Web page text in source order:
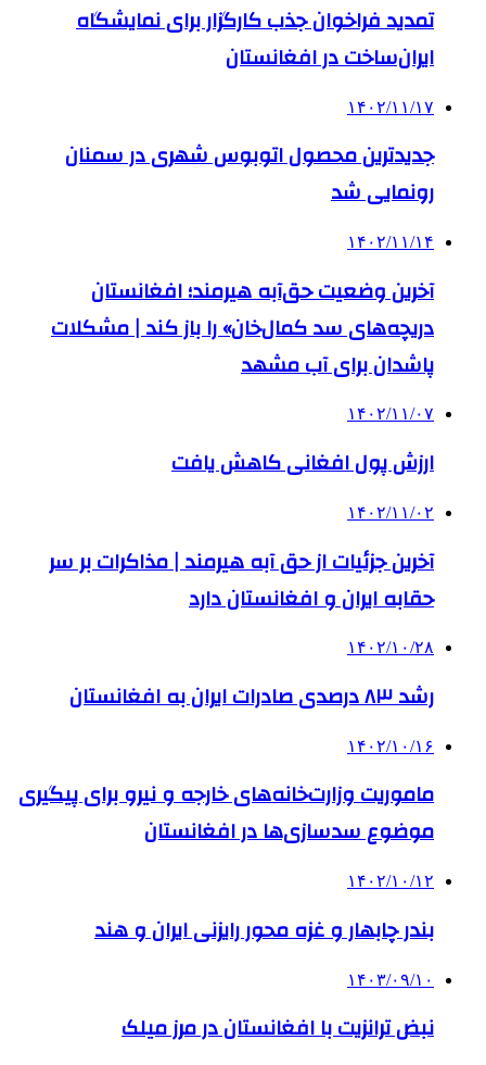
تمدید فراخوان جذب کارگزار برای نمایشگاه
ایران‌ساخت در افغانستان
۱۴۰۲/۱۱/۱۷
جدیدترین محصول اتوبوس شهری در سمنان
رونمایی شد
۱۴۰۲/۱۱/۱۴
آخرین وضعیت حق‌آبه هیرمند؛ افغانستان
دریچه‌های سد کمال‌خان» را باز کند | مشکلات
پاشدان برای آب مشهد
۱۴۰۲/۱۱/۰۷
ارزش پول افغانی کاهش یافت
۱۴۰۲/۱۱/۰۲
آخرین جزئیات از حق آبه هیرمند | مذاکرات بر سر
حقابه ایران و افغانستان دارد
۱۴۰۲/۱۰/۲۸
رشد ۸۳ درصدی صادرات ایران به افغانستان
۱۴۰۲/۱۰/۱۶
ماموریت وزارت‌خانه‌های خارجه و نیرو برای پیگیری
موضوع سدسازی‌ها در افغانستان
۱۴۰۲/۱۰/۱۲
بندر چابهار و غزه محور رایزنی ایران و هند
۱۴۰۳/۰۹/۱۰
نبض ترانزیت با افغانستان در مرز میلک